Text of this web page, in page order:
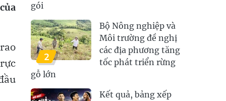
gói
2
Bộ Nông nghiệp và
Môi trường đề nghị
các địa phương tăng
tốc phát triển rừng
gỗ lớn
Kết quả, bảng xếp